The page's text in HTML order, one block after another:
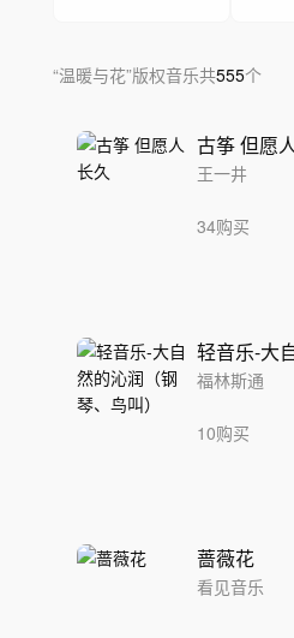
“温暖与花”版权音乐共555个
古筝 但愿
王一井
34购买
福林斯通
10购买
蔷薇花
看见音乐